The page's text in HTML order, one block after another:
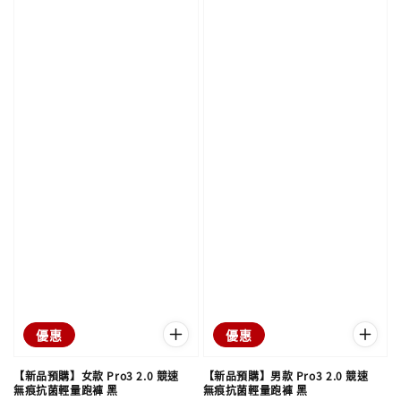
優惠
【新品預購】女款 Pro3 2.0 競速
無痕抗菌輕量跑褲 黑
優惠
【新品預購】男款 Pro3 2.0 競速
無痕抗菌輕量跑褲 黑